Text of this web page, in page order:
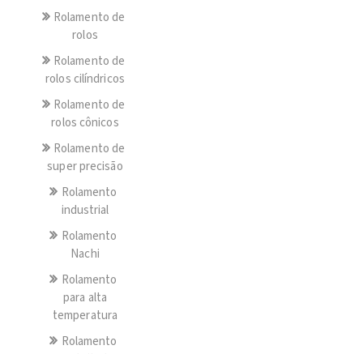
Rolamento de
rolos
Rolamento de
rolos cilíndricos
Rolamento de
rolos cônicos
Rolamento de
super precisão
Rolamento
industrial
Rolamento
Nachi
Rolamento
para alta
temperatura
Rolamento